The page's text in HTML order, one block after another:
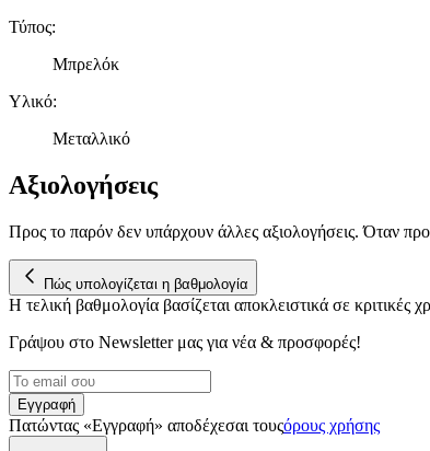
Τύπος:
Μπρελόκ
Υλικό:
Μεταλλικό
Αξιολογήσεις
Προς το παρόν δεν υπάρχουν άλλες αξιολογήσεις. Όταν
Πώς υπολογίζεται η βαθμολογία
Η τελική βαθμολογία βασίζεται αποκλειστικά σε
Γράψου στο Νewsletter μας για νέα & προσφορές!
Εγγραφή
Πατώντας «Εγγραφή» αποδέχεσαι τουςόρους χρήσης